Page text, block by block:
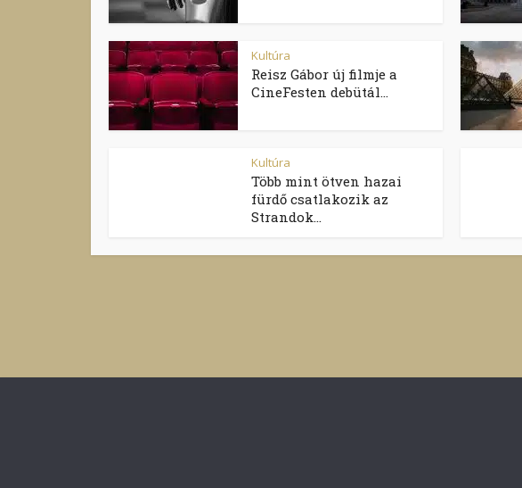
Kultúra
Reisz Gábor új filmje a
CineFesten debütál...
Kultúra
Több mint ötven hazai
fürdő csatlakozik az
Strandok...